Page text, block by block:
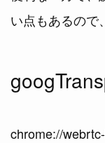
い点もあるので
chrome://